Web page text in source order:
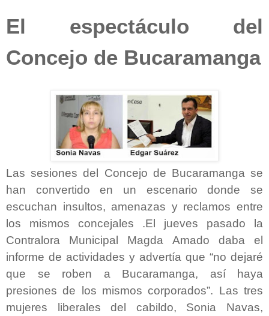
El espectáculo del
Concejo de Bucaramanga
Las sesiones del Concejo de Bucaramanga se
han convertido en un escenario donde se
escuchan insultos, amenazas y reclamos entre
los mismos concejales .El jueves pasado la
Contralora Municipal Magda Amado daba el
informe de actividades y advertía que “no dejaré
que se roben a Bucaramanga, así haya
presiones de los mismos corporados”. Las tres
mujeres liberales del cabildo, Sonia Navas,